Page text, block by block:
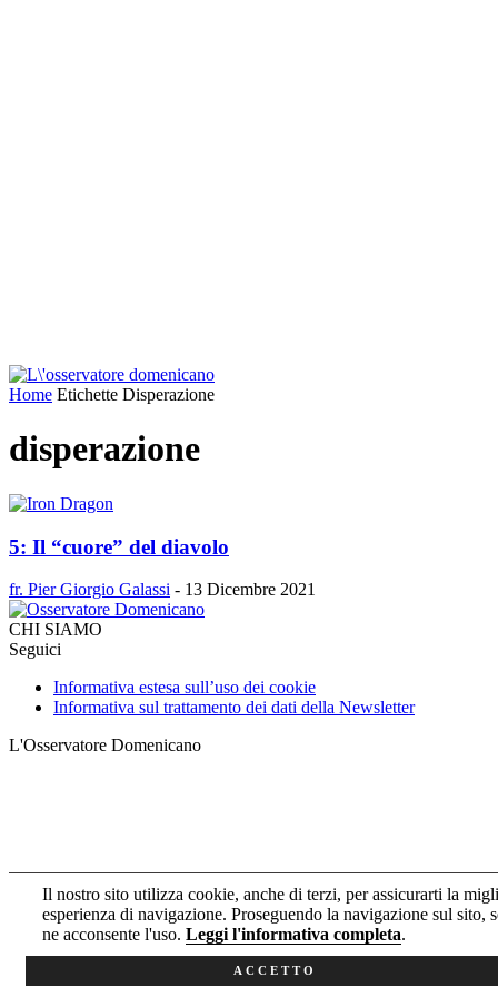
Il nostro sito utilizza cookie, anche di terzi, per assicurarti la
esperienza di navigazione. Proseguendo la navigazione sul sito,
ne acconsente l'uso. Leggi l'informativa completa.
ACCETTO
Home Etichette Disperazione
disperazione
5: Il “cuore” del diavolo
fr. Pier Giorgio Galassi - 13 Dicembre 2021
CHI SIAMO
Seguici
Informativa estesa sull’uso dei cookie
Informativa sul trattamento dei dati della Newsletter
L'Osservatore Domenicano